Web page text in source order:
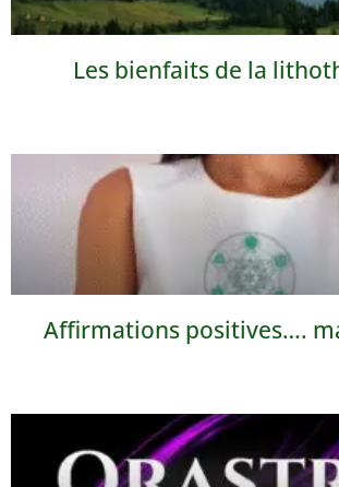
Les bienfaits de la
Affirmations positives….